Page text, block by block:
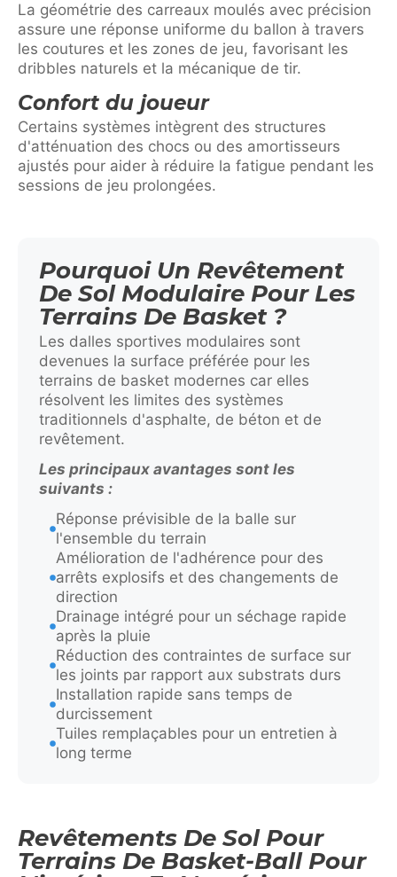
La géométrie des carreaux moulés avec précision
assure une réponse uniforme du ballon à travers
les coutures et les zones de jeu, favorisant les
dribbles naturels et la mécanique de tir.
Confort du joueur
Certains systèmes intègrent des structures
d'atténuation des chocs ou des amortisseurs
ajustés pour aider à réduire la fatigue pendant les
sessions de jeu prolongées.
Pourquoi Un Revêtement
De Sol Modulaire Pour Les
Terrains De Basket ?
Les dalles sportives modulaires sont
devenues la surface préférée pour les
terrains de basket modernes car elles
résolvent les limites des systèmes
traditionnels d'asphalte, de béton et de
revêtement.
Les principaux avantages sont les
suivants :
Réponse prévisible de la balle sur
l'ensemble du terrain
Amélioration de l'adhérence pour des
arrêts explosifs et des changements de
direction
Drainage intégré pour un séchage rapide
après la pluie
Réduction des contraintes de surface sur
les joints par rapport aux substrats durs
Installation rapide sans temps de
durcissement
Tuiles remplaçables pour un entretien à
long terme
Revêtements De Sol Pour
Terrains De Basket-Ball Pour